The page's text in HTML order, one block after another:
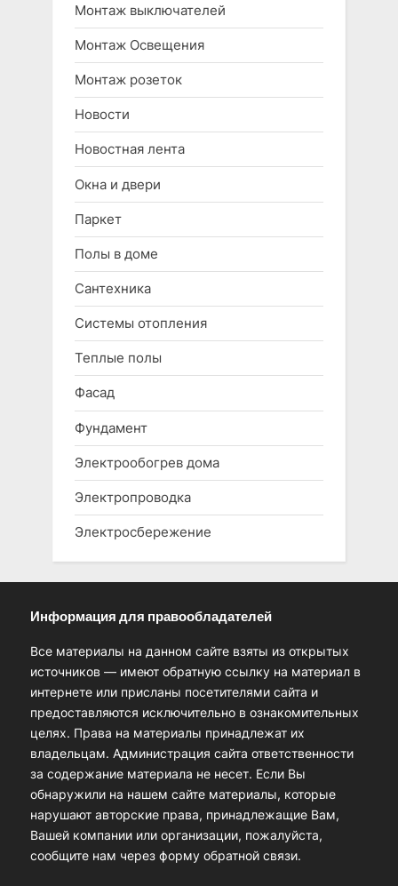
Монтаж выключателей
Монтаж Освещения
Монтаж розеток
Новости
Новостная лента
Окна и двери
Паркет
Полы в доме
Сантехника
Системы отопления
Теплые полы
Фасад
Фундамент
Электрообогрев дома
Электропроводка
Электросбережение
Информация для правообладателей
Все материалы на данном сайте взяты из открытых
источников — имеют обратную ссылку на материал в
интернете или присланы посетителями сайта и
предоставляются исключительно в ознакомительных
целях. Права на материалы принадлежат их
владельцам. Администрация сайта ответственности
за содержание материала не несет. Если Вы
обнаружили на нашем сайте материалы, которые
нарушают авторские права, принадлежащие Вам,
Вашей компании или организации, пожалуйста,
сообщите нам через форму обратной связи.